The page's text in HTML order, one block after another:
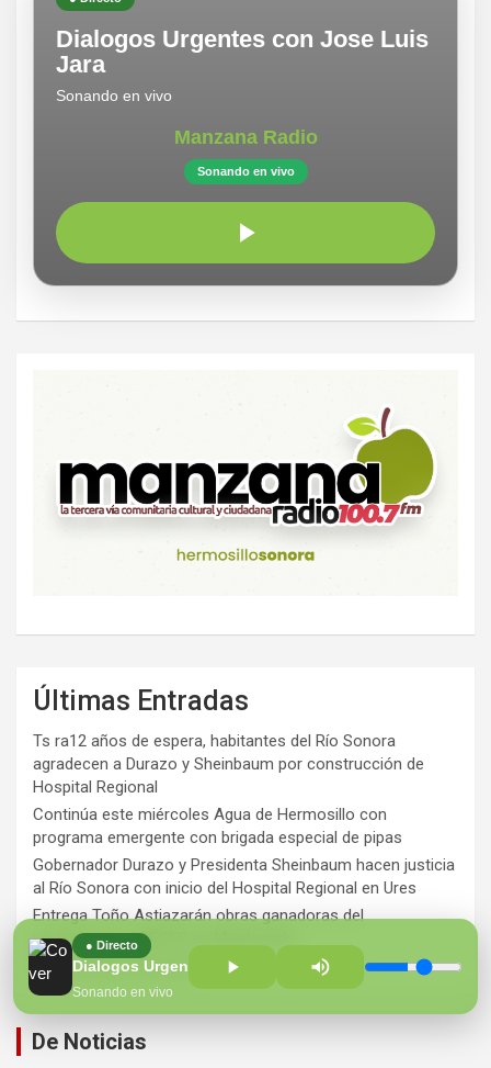
Dialogos Urgentes con Jose Luis
Jara
Sonando en vivo
Manzana Radio
Sonando en vivo
● Directo
Sonando en vivo
Últimas Entradas
Ts ra12 años de espera, habitantes del Río Sonora
agradecen a Durazo y Sheinbaum por construcción de
Hospital Regional
Continúa este miércoles Agua de Hermosillo con
programa emergente con brigada especial de pipas
Gobernador Durazo y Presidenta Sheinbaum hacen justicia
al Río Sonora con inicio del Hospital Regional en Ures
Entrega Toño Astiazarán obras ganadoras del
presupuesto CRECES en Montecarlo
¡Perversidad sin límites!
De Noticias